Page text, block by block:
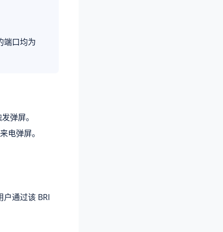
端口均为
弹屏。
电弹屏。
通过该 BRI